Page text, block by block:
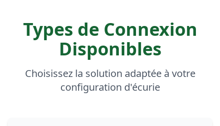
Types de Connexion
Disponibles
Choisissez la solution adaptée à votre
configuration d'écurie